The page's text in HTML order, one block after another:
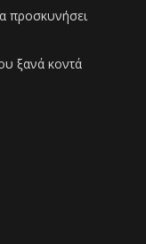
προσκυνήσει
ξανά κοντά